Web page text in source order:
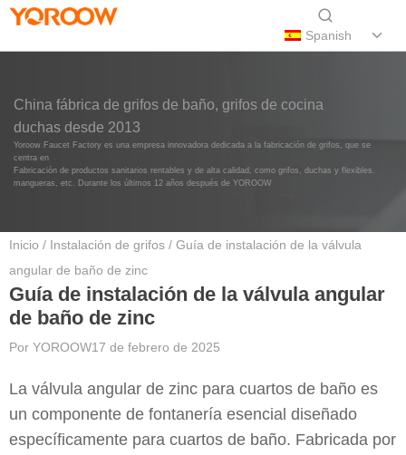
Spanish
China fábrica de grifos de baño, grifos de cocina
duchas desde 2013
Yoroow Faucet Factory es una empresa innovadora dedicada a la fabricación de grifos, que se
centra en
Fabricación de productos sanitarios rentables y de alta calidad, como grifos, duchas y flexibles.
mangueras, etc. Durante los últimos 12 años después de YOROOW
Inicio / Instalación de grifos / Guía de instalación de la válvula
angular de baño de zinc
Guía de instalación de la válvula angular
de baño de zinc
Por YOROOW17 de febrero de 2025
La válvula angular de zinc para cuartos de baño es
un componente de fontanería esencial diseñado
específicamente para cuartos de baño. Fabricada por